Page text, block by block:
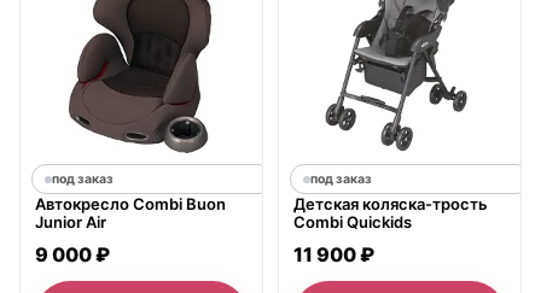
под заказ
Автокресло Combi Buon
Junior Air
9 000 ₽
под заказ
Детская коляска-трость
Combi Quickids
11 900 ₽